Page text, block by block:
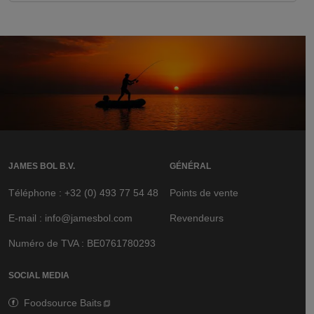
JAMES BOL B.V.
Téléphone : +32 (0) 493 77 54 48
E-mail : info@jamesbol.com
Numéro de TVA : BE0761780293
GÉNÉRAL
Points de vente
Revendeurs
SOCIAL MEDIA
Foodsource Baits